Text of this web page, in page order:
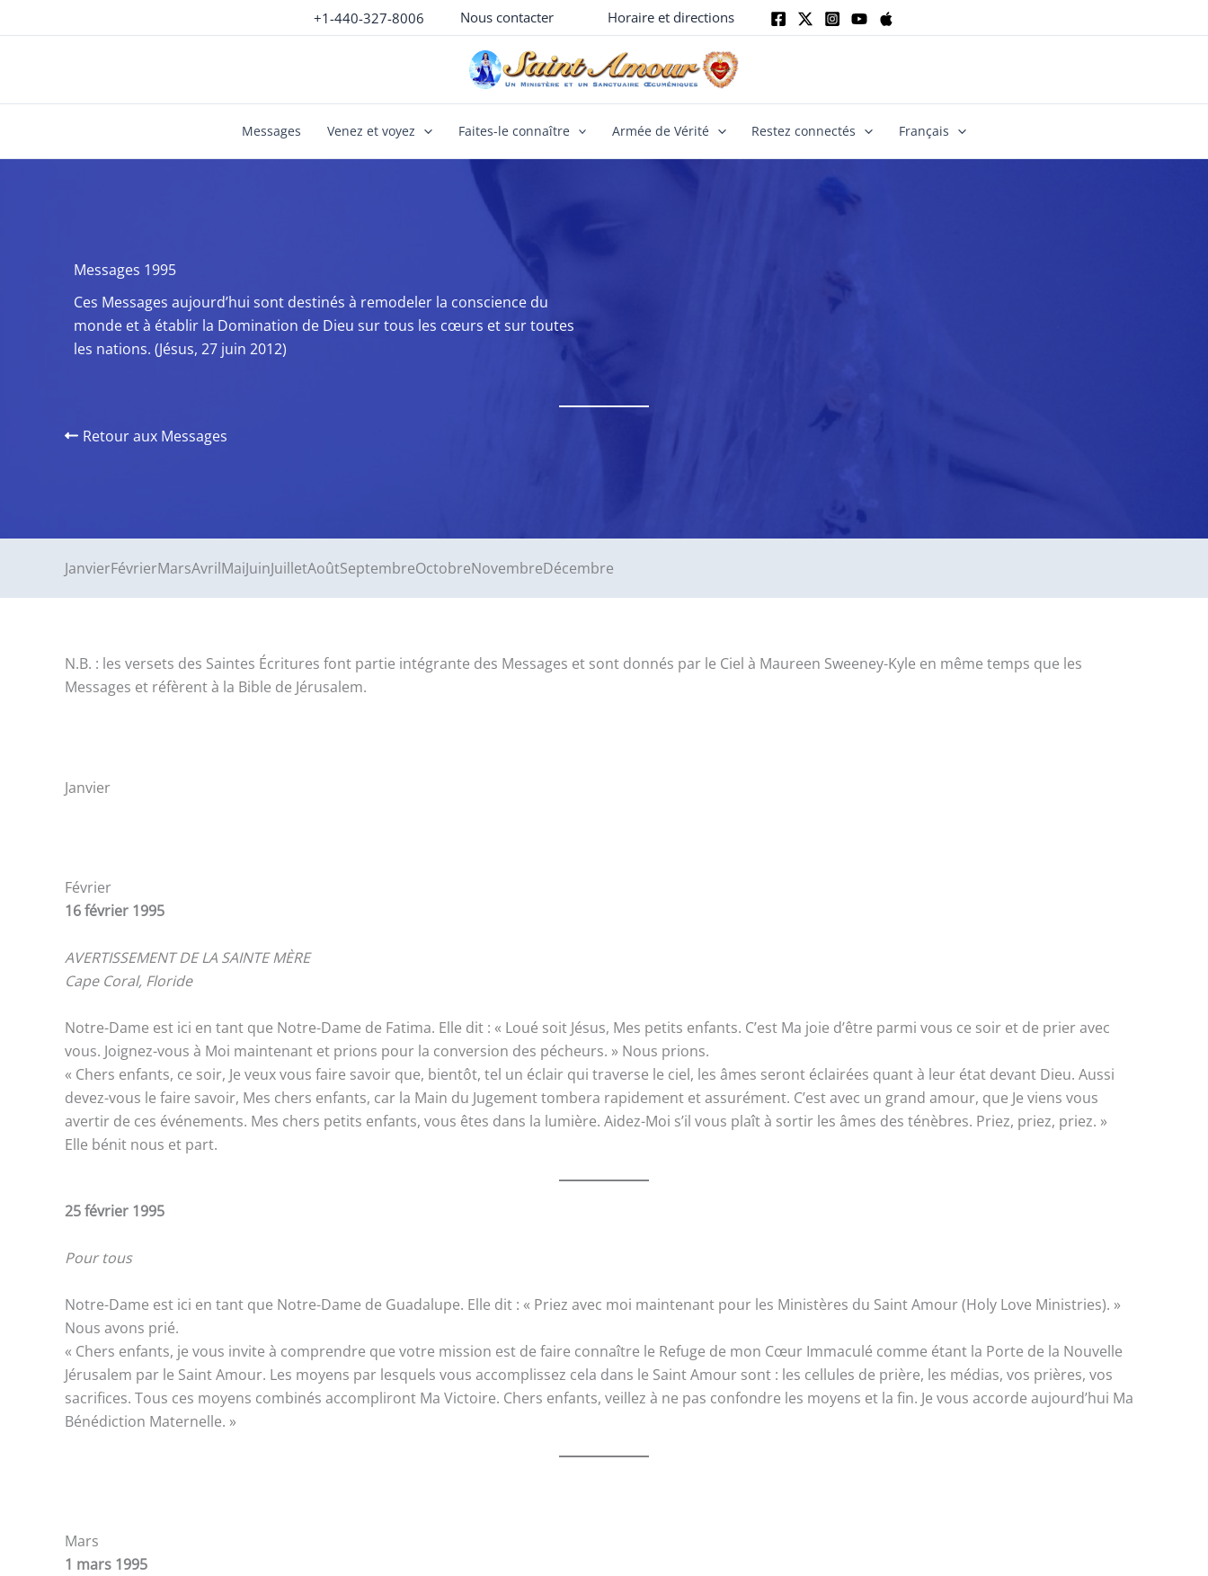
au
+1-440-327-8006 Nous contacter Horaire et directions
Messages Venez et voyez Faites-le connaître Armée de Vérité Restez connectés Français
Messages 1995
Ces Messages aujourd’hui sont destinés à remodeler la conscience du
monde et à établir la Domination de Dieu sur tous les cœurs et sur toutes
les nations. (Jésus, 27 juin 2012)
Retour aux Messages
JanvierFévrierMarsAvrilMaiJuinJuilletAoûtSeptembreOctobreNovembreDécembre
N.B. : les versets des Saintes Écritures font partie intégrante des Messages et sont donnés par le Ciel à Maureen Sweeney-Kyle en même temps que les
Messages et réfèrent à la Bible de Jérusalem.
Janvier
Février
16 février 1995
AVERTISSEMENT DE LA SAINTE MÈRE
Cape Coral, Floride
Notre-Dame est ici en tant que Notre-Dame de Fatima. Elle dit : « Loué soit Jésus, Mes petits enfants. C’est Ma joie d’être parmi vous ce soir et de prier avec
vous. Joignez-vous à Moi maintenant et prions pour la conversion des pécheurs. » Nous prions.
« Chers enfants, ce soir, Je veux vous faire savoir que, bientôt, tel un éclair qui traverse le ciel, les âmes seront éclairées quant à leur état devant Dieu. Aussi
devez-vous le faire savoir, Mes chers enfants, car la Main du Jugement tombera rapidement et assurément. C’est avec un grand amour, que Je viens vous
avertir de ces événements. Mes chers petits enfants, vous êtes dans la lumière. Aidez-Moi s’il vous plaît à sortir les âmes des ténèbres. Priez, priez, priez. »
Elle bénit nous et part.
25 février 1995
Pour tous
Notre-Dame est ici en tant que Notre-Dame de Guadalupe. Elle dit : « Priez avec moi maintenant pour les Ministères du Saint Amour (Holy Love Ministries). »
Nous avons prié.
« Chers enfants, je vous invite à comprendre que votre mission est de faire connaître le Refuge de mon Cœur Immaculé comme étant la Porte de la Nouvelle
Jérusalem par le Saint Amour. Les moyens par lesquels vous accomplissez cela dans le Saint Amour sont : les cellules de prière, les médias, vos prières, vos
sacrifices. Tous ces moyens combinés accompliront Ma Victoire. Chers enfants, veillez à ne pas confondre les moyens et la fin. Je vous accorde aujourd’hui Ma
Bénédiction Maternelle. »
Mars
1 mars 1995